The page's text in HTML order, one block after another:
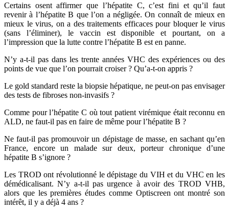
Certains osent affirmer que l’hépatite C, c’est fini et qu’il faut
revenir à l’hépatite B que l’on a négligée. On connaît de mieux en
mieux le virus, on a des traitements efficaces pour bloquer le virus
(sans l’éliminer), le vaccin est disponible et pourtant, on a
l’impression que la lutte contre l’hépatite B est en panne.
N’y a-t-il pas dans les trente années VHC des expériences ou des
points de vue que l’on pourrait croiser ? Qu’a-t-on appris ?
Le gold standard reste la biopsie hépatique, ne peut-on pas envisager
des tests de fibroses non-invasifs ?
Comme pour l’hépatite C où tout patient virémique était reconnu en
ALD, ne faut-il pas en faire de même pour l’hépatite B ?
Ne faut-il pas promouvoir un dépistage de masse, en sachant qu’en
France, encore un malade sur deux, porteur chronique d’une
hépatite B s’ignore ?
Les TROD ont révolutionné le dépistage du VIH et du VHC en les
démédicalisant. N’y a-t-il pas urgence à avoir des TROD VHB,
alors que les premières études comme Optiscreen ont montré son
intérêt, il y a déjà 4 ans ?